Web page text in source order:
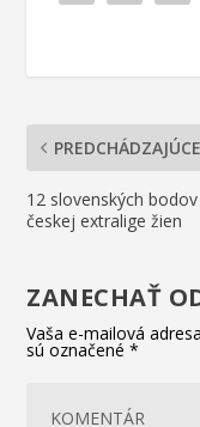
PREDCHÁDZAJÚCE
12 slovenských
českej extralige žien
ZANECHAŤ
Vaša e-mailová
sú označené*